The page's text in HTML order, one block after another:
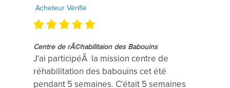
Acheteur Vérifié
Centre de rÃ©habilitaion des Babouins
J'ai participéÃ la mission centre de
réhabilitation des babouins cet été
pendant 5 semaines. C'était 5 semaines